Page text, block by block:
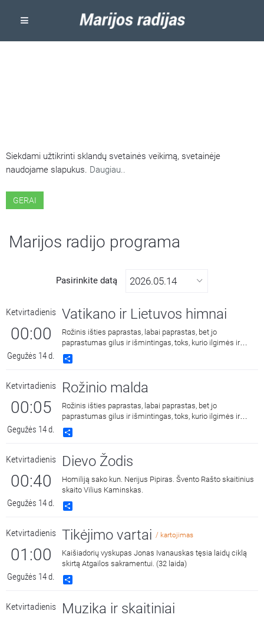
Siekdami užtikrinti sklandų svetainės veikimą, svetainėje
naudojame slapukus. Daugiau..
GERAI
Marijos radijo programa
Pasirinkite datą
Ketvirtadienis
00:00
Gegužės 14 d.
Vatikano ir Lietuvos himnai
Rožinis išties paprastas, labai paprastas, bet jo
paprastumas gilus ir išmintingas, toks, kurio ilgimės ir
kuriame randame ramybę.
Ketvirtadienis
00:05
Gegužės 14 d.
Rožinio malda
Rožinis išties paprastas, labai paprastas, bet jo
paprastumas gilus ir išmintingas, toks, kurio ilgimės ir
kuriame randame ramybę.
Ketvirtadienis
00:40
Gegužės 14 d.
Dievo Žodis
Homiliją sako kun. Nerijus Pipiras. Švento Rašto skaitinius
skaito Vilius Kaminskas.
Ketvirtadienis
01:00
Gegužės 14 d.
Tikėjimo vartai / kartojimas
Kaišiadorių vyskupas Jonas Ivanauskas tęsia laidų ciklą
skirtą Atgailos sakramentui. (32 laida)
Ketvirtadienis Muzika ir skaitiniai